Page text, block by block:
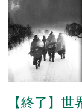
【終了】